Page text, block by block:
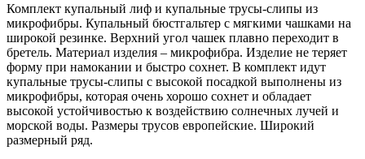
Комплект купальный лиф и купальные трусы-слипы из
микрофибры. Купальный бюстгальтер с мягкими чашками на
широкой резинке. Верхний угол чашек плавно переходит в
бретель. Материал изделия – микрофибра. Изделие не теряет
форму при намокании и быстро сохнет. В комплект идут
купальные трусы-слипы с высокой посадкой выполнены из
микрофибры, которая очень хорошо сохнет и обладает
высокой устойчивостью к воздействию солнечных лучей и
морской воды. Размеры трусов европейские. Широкий
размерный ряд.